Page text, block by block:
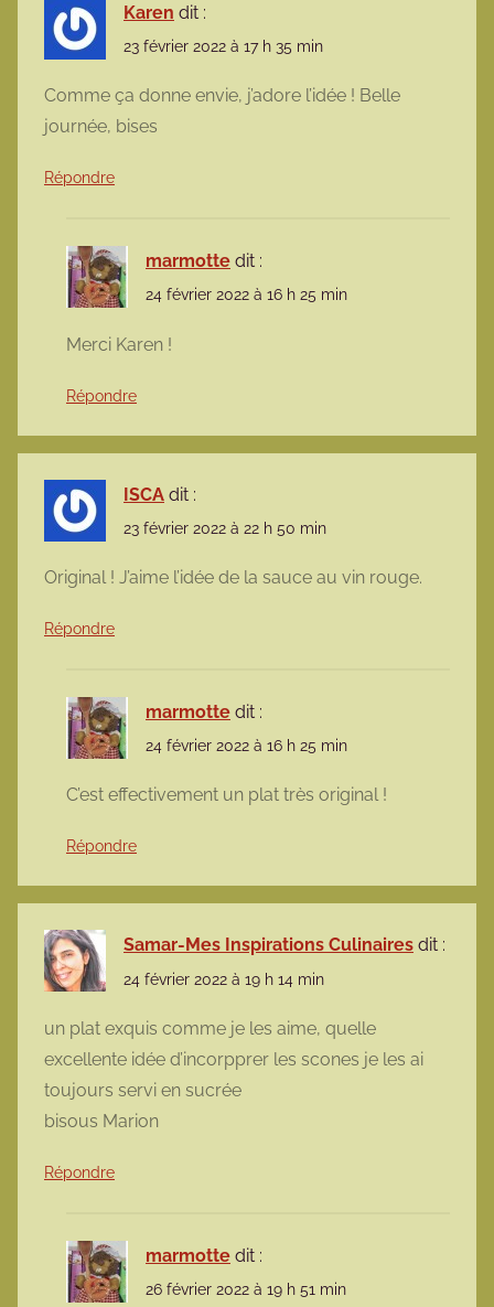
Karen dit :
23 février 2022 à 17 h 35 min
Comme ça donne envie, j’adore l’idée ! Belle
journée, bises
Répondre
marmotte dit :
24 février 2022 à 16 h 25 min
Merci Karen !
Répondre
ISCA dit :
23 février 2022 à 22 h 50 min
Original ! J’aime l’idée de la sauce au vin rouge.
Répondre
marmotte dit :
24 février 2022 à 16 h 25 min
C’est effectivement un plat très original !
Répondre
Samar-Mes Inspirations Culinaires dit :
24 février 2022 à 19 h 14 min
un plat exquis comme je les aime, quelle
excellente idée d’incorpprer les scones je les ai
toujours servi en sucrée
bisous Marion
Répondre
marmotte dit :
26 février 2022 à 19 h 51 min